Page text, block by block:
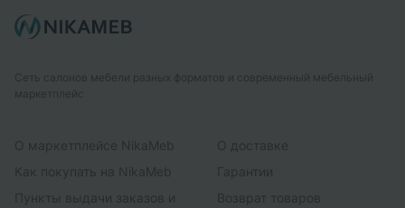
Сеть салонов мебели разных форматов и современный мебельный
маркетплейс
О маркетплейсе NikaMeb
Как покупать на NikaMeb
Пункты выдачи заказов и
О доставке
Гарантии
Возврат товаров